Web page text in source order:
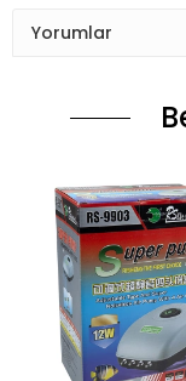
Yorumlar